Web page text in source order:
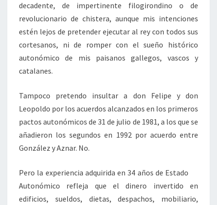
decadente, de impertinente filogirondino o de
revolucionario de chistera, aunque mis intenciones
estén lejos de pretender ejecutar al rey con todos sus
cortesanos, ni de romper con el sueño histórico
autonómico de mis paisanos gallegos, vascos y
catalanes.
Tampoco pretendo insultar a don Felipe y don
Leopoldo por los acuerdos alcanzados en los primeros
pactos autonómicos de 31 de julio de 1981, a los que se
añadieron los segundos en 1992 por acuerdo entre
González y Aznar. No.
Pero la experiencia adquirida en 34 años de Estado
Autonómico refleja que el dinero invertido en
edificios, sueldos, dietas, despachos, mobiliario,